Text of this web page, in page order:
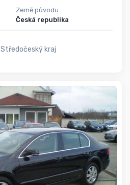
Země původu
Česká republika
Středočeský kraj